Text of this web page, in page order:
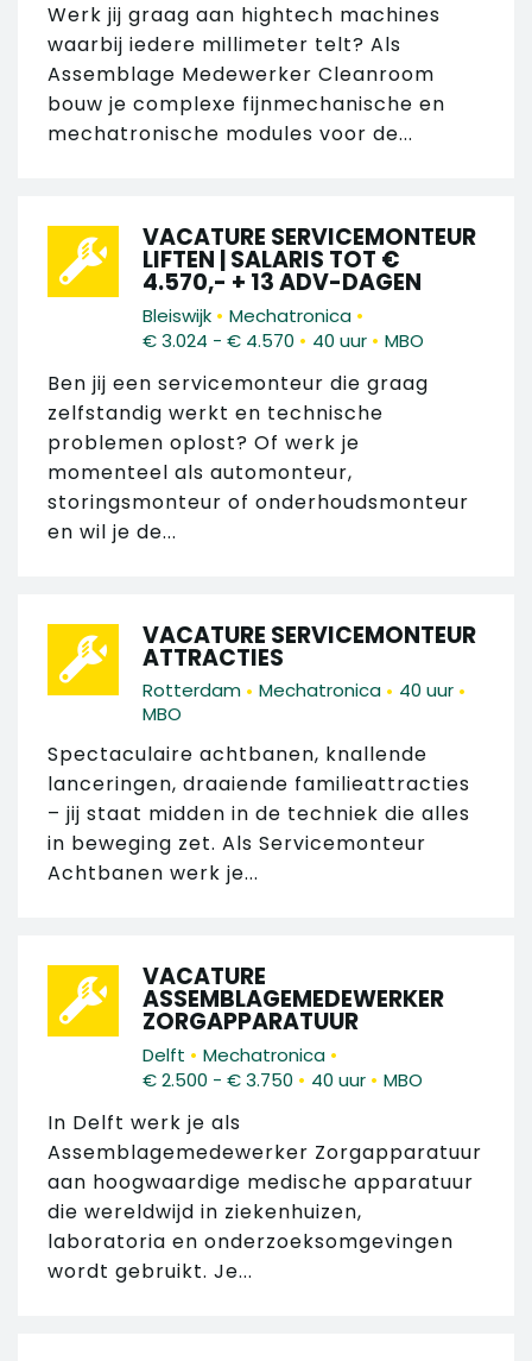
Werk jij graag aan hightech machines
waarbij iedere millimeter telt? Als
Assemblage Medewerker Cleanroom
bouw je complexe fijnmechanische en
mechatronische modules voor de...
VACATURE SERVICEMONTEUR
LIFTEN | SALARIS TOT €
4.570,- + 13 ADV-DAGEN
Bleiswijk • Mechatronica •
€ 3.024 - € 4.570 • 40 uur • MBO
Ben jij een servicemonteur die graag
zelfstandig werkt en technische
problemen oplost? Of werk je
momenteel als automonteur,
storingsmonteur of onderhoudsmonteur
en wil je de...
VACATURE SERVICEMONTEUR
ATTRACTIES
Rotterdam • Mechatronica • 40 uur •
MBO
Spectaculaire achtbanen, knallende
lanceringen, draaiende familieattracties
– jij staat midden in de techniek die alles
in beweging zet. Als Servicemonteur
Achtbanen werk je...
VACATURE
ASSEMBLAGEMEDEWERKER
ZORGAPPARATUUR
Delft • Mechatronica •
€ 2.500 - € 3.750 • 40 uur • MBO
In Delft werk je als
Assemblagemedewerker Zorgapparatuur
aan hoogwaardige medische apparatuur
die wereldwijd in ziekenhuizen,
laboratoria en onderzoeksomgevingen
wordt gebruikt. Je...